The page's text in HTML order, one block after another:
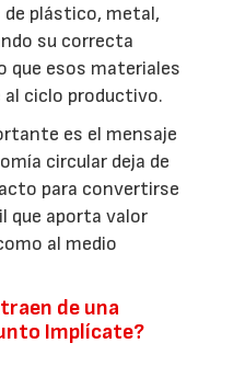
plástico, metal,
su correcta
que esos materiales
al ciclo productivo.
es el mensaje
circular deja de
para convertirse
que aporta valor
al medio
de una
Implícate?